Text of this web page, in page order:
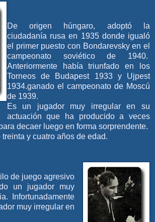
De origen húngaro, adoptó la
ciudadanía rusa en 1935 donde igualó
el primer puesto con Bondarevsky en el
campeonato soviético de 1940.
Anteriormente había triunfado en los
Torneos de Budapest 1933 y Ujpest
1934.ganado el campeonato de Moscú
de 1939.
Es un jugador muy irregular en su
actuación que ha producido a veces
decaer luego en forma sorprendente.
y cuatro años de edad.
de juego agresivo
un jugador muy
Infortunadamente
muy irregular en